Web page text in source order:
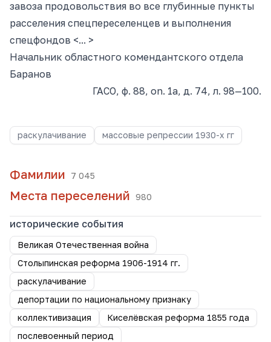
завоза продовольствия во все глубинные пункты
расселения спецпереселенцев и выполнения
спецфондов <... >
Начальник областного комендантского отдела
Баранов
ГАСО, ф. 88, on. 1a, д. 74, л. 98—100.
раскулачивание массовые репрессии 1930-х гг
Фамилии 7 045
Места переселений 980
исторические события
Великая Отечественная война
Столыпинская реформа 1906-1914 гг.
раскулачивание
депортации по национальному признаку
коллективизация
Киселёвская реформа 1855 года
послевоенный период